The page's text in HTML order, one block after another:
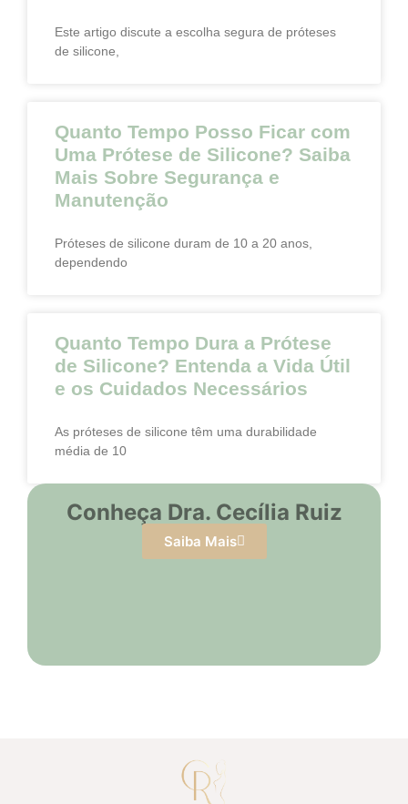
Este artigo discute a escolha segura de próteses
de silicone,
Quanto Tempo Posso Ficar com
Uma Prótese de Silicone? Saiba
Mais Sobre Segurança e
Manutenção
Próteses de silicone duram de 10 a 20 anos,
dependendo
Quanto Tempo Dura a Prótese
de Silicone? Entenda a Vida Útil
e os Cuidados Necessários
As próteses de silicone têm uma durabilidade
média de 10
Conheça Dra. Cecília Ruiz
Saiba Mais